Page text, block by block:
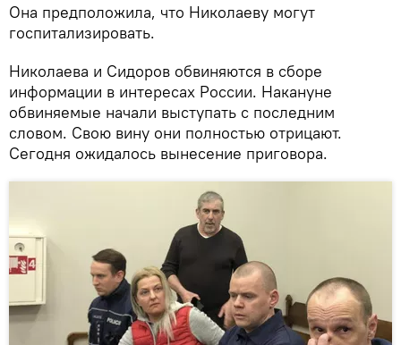
Она предположила, что Николаеву могут
госпитализировать.
Николаева и Сидоров обвиняются в сборе
информации в интересах России. Накануне
обвиняемые начали выступать с последним
словом. Свою вину они полностью отрицают.
Сегодня ожидалось вынесение приговора.